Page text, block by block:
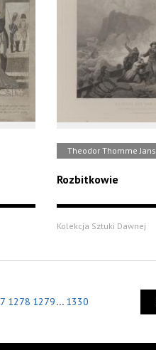
Theodor Thomme
Rozbitkowie
Kolekcja Sztuki Dawnej
1278 1279... 1330